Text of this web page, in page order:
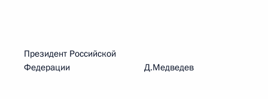
Президент Российской
Федерации Д.Медведев